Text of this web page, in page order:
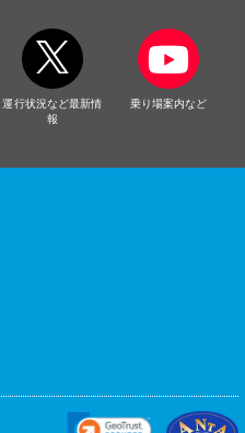
運行状況など最新情
報
乗り場案内など